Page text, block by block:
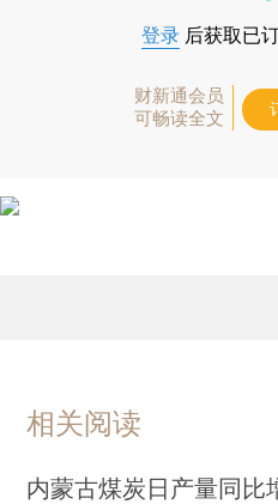
登录 后获取已
财新通会员
可畅读全文
相关阅读
内蒙古煤炭日产量同比